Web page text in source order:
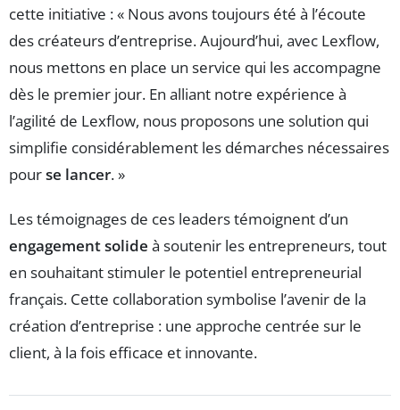
cette initiative : « Nous avons toujours été à l’écoute
des créateurs d’entreprise. Aujourd’hui, avec Lexflow,
nous mettons en place un service qui les accompagne
dès le premier jour. En alliant notre expérience à
l’agilité de Lexflow, nous proposons une solution qui
simplifie considérablement les démarches nécessaires
pourse lancer. »
Les témoignages de ces leaders témoignent d’un
engagement solide à soutenir les entrepreneurs, tout
en souhaitant stimuler le potentiel entrepreneurial
français. Cette collaboration symbolise l’avenir de la
création d’entreprise : une approche centrée sur le
client, à la fois efficace et innovante.